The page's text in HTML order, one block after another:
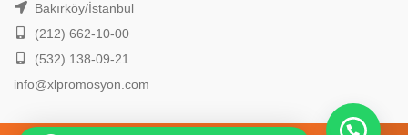
Bakırköy/İstanbul
(212) 662-10-00
(532) 138-09-21
info@xlpromosyon.com